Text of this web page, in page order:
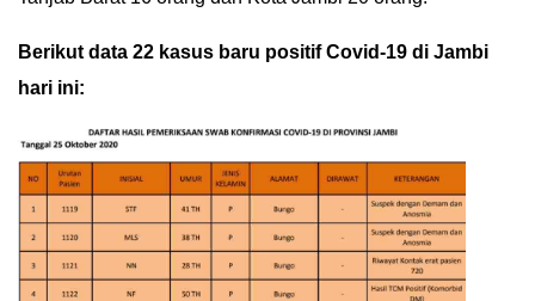
Berikut data 22 kasus baru positif Covid-19 di Jambi
hari ini: